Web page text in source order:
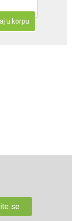
u korpu
se